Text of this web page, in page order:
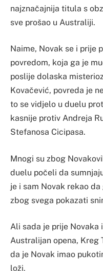
najznačajnija titula s
sve prošao u Australiji.
Naime, Novak se i prije
povredom, koja ga je
poslije dolaska
Kovačević, povreda je
to se vidjelo u duelu
kasnije protiv Andreja
Stefanosa Cicipasa.
Mnogi su zbog
duelu počeli da
je i sam Novak rekao
zbog svega pokazati
Ali sada je prije
Australijan opena, Kreg
da je Novak imao
loži.